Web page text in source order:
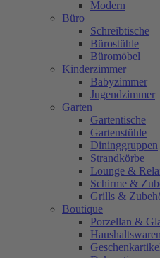
Modern
Büro
Schreibtische
Bürostühle
Büromöbel
Kinderzimmer
Babyzimmer
Jugendzimmer
Garten
Gartentische
Gartenstühle
Dininggruppen
Strandkörbe
Lounge &
Schirme &
Grills &
Boutique
Porzellan &
Haushaltswaren